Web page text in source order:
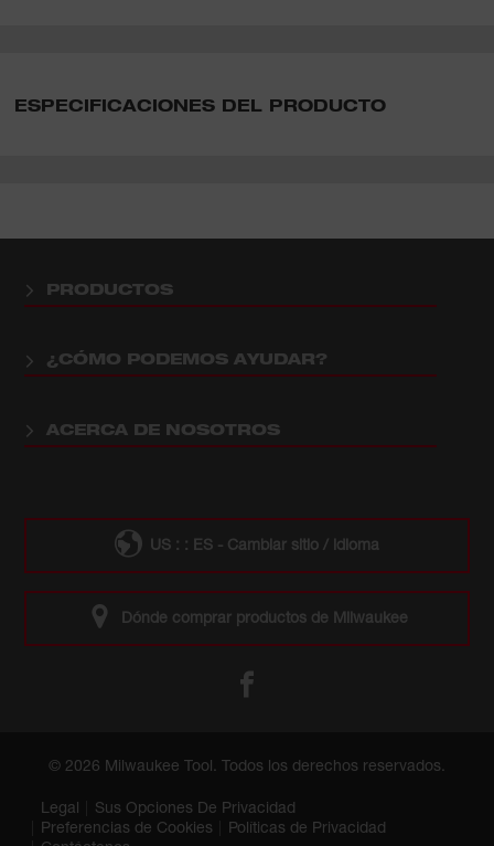
ESPECIFICACIONES DEL PRODUCTO
PRODUCTOS
¿CÓMO PODEMOS AYUDAR?
ACERCA DE NOSOTROS
US : : ES - Cambiar sitio / idioma
Dónde comprar productos de Milwaukee
© 2026 Milwaukee Tool. Todos los derechos reservados.
Legal
Sus Opciones De Privacidad
Preferencias de Cookies
Políticas de Privacidad